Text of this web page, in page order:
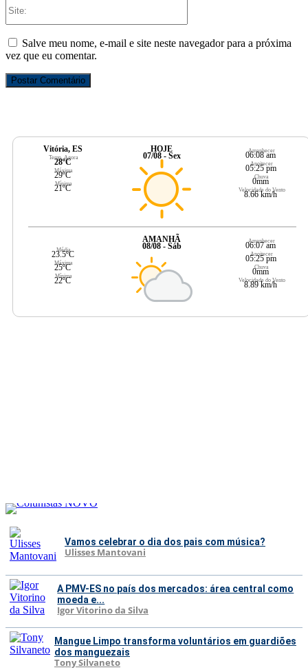
Salve meu nome, e-mail e site neste navegador para a próxima
vez que eu comentar.
Vitória, ES
Temp. Agora
28ºC
Máxima
29ºC
Mínima
21ºC
HOJE
07/08 - Sex
Amanhecer
06:08 am
Anoitecer
05:25 pm
Chuva
0mm
Velocidade do Vento
8.66 km/h
Média
23.5ºC
Máxima
25ºC
Mínima
22ºC
AMANHÃ
08/08 - Sáb
Amanhecer
06:07 am
Anoitecer
05:25 pm
Chuva
0mm
Velocidade do Vento
8.89 km/h
Vamos celebrar o dia dos pais com música?
Ulisses Mantovani
A PMV-ES no país dos mercados: área central como
moeda e...
Igor Vitorino da Silva
Mangue Limpo transforma voluntários em guardiões
dos manguezais
Tony Silvaneto